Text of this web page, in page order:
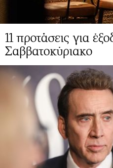
11 προτάσεις για
Σαββατοκύριακο